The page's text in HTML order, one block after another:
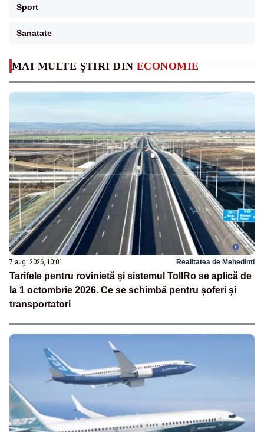
MAI MULTE ȘTIRI DIN ECONOMIE
7 aug. 2026, 10:01 Realitatea de Mehedinti
Tarifele pentru rovinietă și sistemul TollRo se aplică de
la 1 octombrie 2026. Ce se schimbă pentru șoferi și
transportatori
Sport
Sanatate